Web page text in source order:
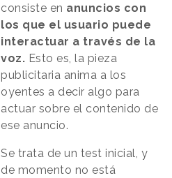
consiste en anuncios con
los que el usuario puede
interactuar a través de la
voz. Esto es, la pieza
publicitaria anima a los
oyentes a decir algo para
actuar sobre el contenido de
ese anuncio.
Se trata de un test inicial, y
de momento no está